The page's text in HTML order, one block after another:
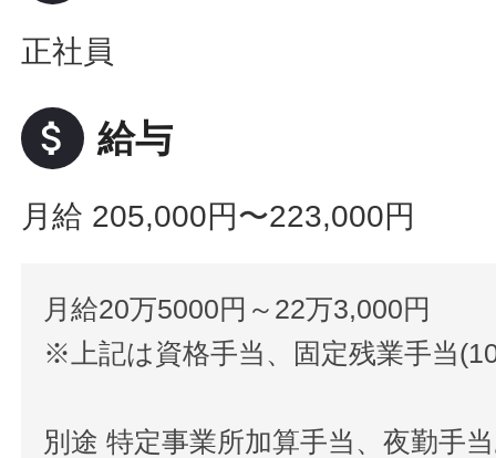
正社員
attach_money 給与
月給 205,000円〜223,000円
月給20万5000円～22万3,000円
※上記は資格手当、固定残業手当
別途 特定事業所加算手当、夜勤手